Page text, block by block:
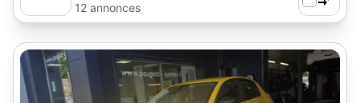
12 annonces